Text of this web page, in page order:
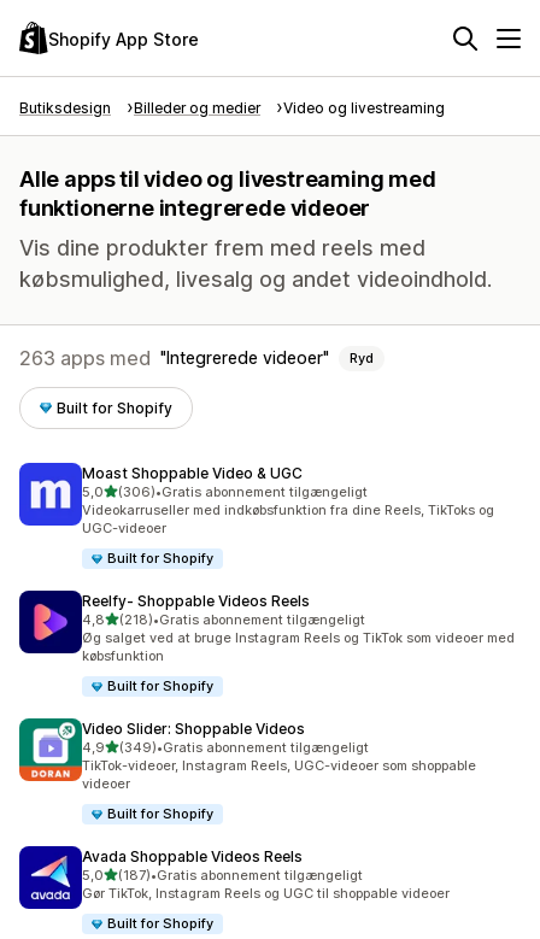
Shopify App Store
Butiksdesign Billeder og medier Video og livestreaming
Alle apps til video og livestreaming med
funktionerne integrerede videoer
Vis dine produkter frem med reels med
købsmulighed, livesalg og andet videoindhold.
263 apps med Integrerede videoer Ryd
Built for Shopify
Moast Shoppable Video & UGC
5,0ud af 5 stjerner
(306)
306 anmeldelser i alt
•Gratis abonnement tilgængeligt
Videokarruseller med indkøbsfunktion fra dine Reels, TikToks og
UGC-videoer
Built for Shopify
Reelfy‑ Shoppable Videos Reels
4,8ud af 5 stjerner
(218)
218 anmeldelser i alt
•Gratis abonnement tilgængeligt
Øg salget ved at bruge Instagram Reels og TikTok som videoer med
købsfunktion
Built for Shopify
Video Slider: Shoppable Videos
4,9ud af 5 stjerner
(349)
349 anmeldelser i alt
•Gratis abonnement tilgængeligt
TikTok-videoer, Instagram Reels, UGC-videoer som shoppable
videoer
Built for Shopify
Avada Shoppable Videos Reels
5,0ud af 5 stjerner
(187)
187 anmeldelser i alt
•Gratis abonnement tilgængeligt
Gør TikTok, Instagram Reels og UGC til shoppable videoer
Built for Shopify